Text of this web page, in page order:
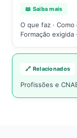
📖 Saiba mais
O que faz · Como
Formação exigida
🔗 Relacionados
Profissões e